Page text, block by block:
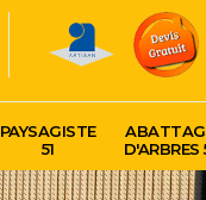
PAYSAGISTE
51
D'ARBRES